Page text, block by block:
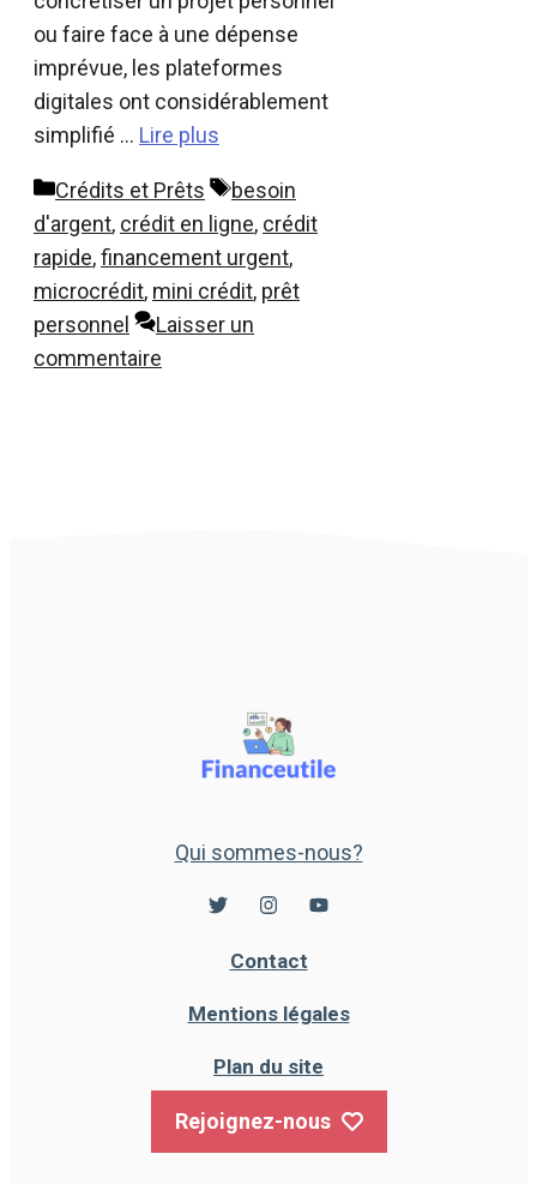
ou faire face à une dépense
imprévue, les plateformes
digitales ont considérablement
simplifié … Lire plus
Catégories
Crédits et Prêts Étiquettes
besoin
d'argent, crédit en ligne, crédit
rapide,financement urgent,
microcrédit, mini crédit, prêt
personnel
Laisser un
commentaire
Qui sommes-nous?
Contact
Mentions légales
Plan du site
Rejoignez-nous